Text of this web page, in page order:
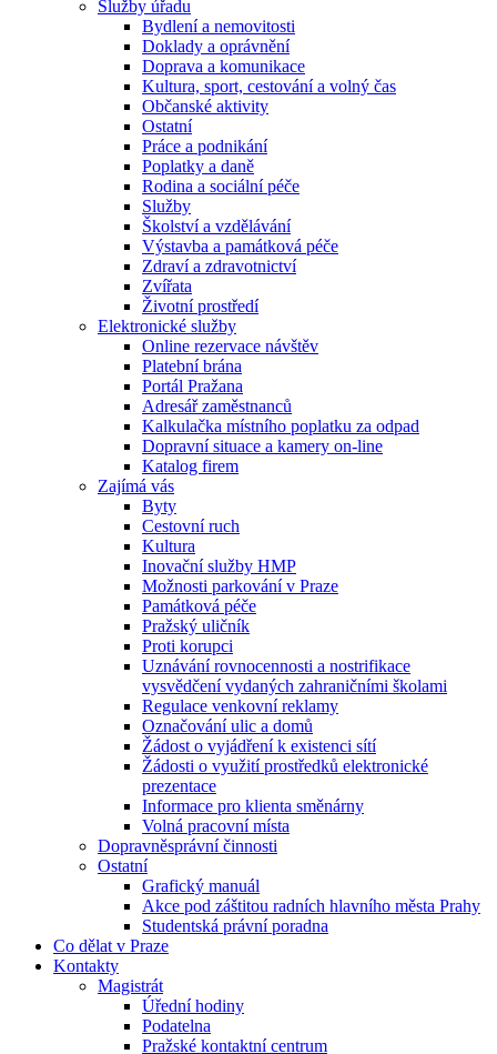
Služby úřadu
Bydlení a nemovitosti
Doklady a oprávnění
Doprava a komunikace
Kultura, sport, cestování a volný čas
Občanské aktivity
Ostatní
Práce a podnikání
Poplatky a daně
Rodina a sociální péče
Služby
Školství a vzdělávání
Výstavba a památková péče
Zdraví a zdravotnictví
Zvířata
Životní prostředí
Elektronické služby
Online rezervace návštěv
Platební brána
Portál Pražana
Adresář zaměstnanců
Kalkulačka místního poplatku za odpad
Dopravní situace a kamery on-line
Katalog firem
Zajímá vás
Byty
Cestovní ruch
Kultura
Inovační služby HMP
Možnosti parkování v Praze
Památková péče
Pražský uličník
Proti korupci
Uznávání rovnocennosti a nostrifikace
vysvědčení vydaných zahraničními školami
Regulace venkovní reklamy
Označování ulic a domů
Žádost o vyjádření k existenci sítí
Žádosti o využití prostředků elektronické
prezentace
Informace pro klienta směnárny
Volná pracovní místa
Dopravněsprávní činnosti
Ostatní
Grafický manuál
Akce pod záštitou radních hlavního města Prahy
Studentská právní poradna
Co dělat v Praze
Kontakty
Magistrát
Úřední hodiny
Podatelna
Pražské kontaktní centrum